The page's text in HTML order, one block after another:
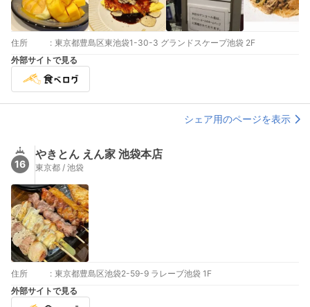
住所 : 東京都豊島区東池袋1-30-3 グランドスケープ池袋 2F
外部サイトで見る
シェア用のページを表示
16
やきとん えん家 池袋本店
東京都 / 池袋
住所 : 東京都豊島区池袋2-59-9 ラレーブ池袋 1F
外部サイトで見る